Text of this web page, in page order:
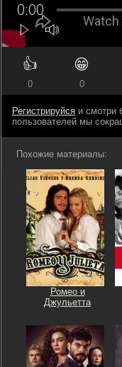
👍
0
😁
0
Регистрируйся и смотри
пользователей мы
Похожие материалы:
Ромео и
Джульетта